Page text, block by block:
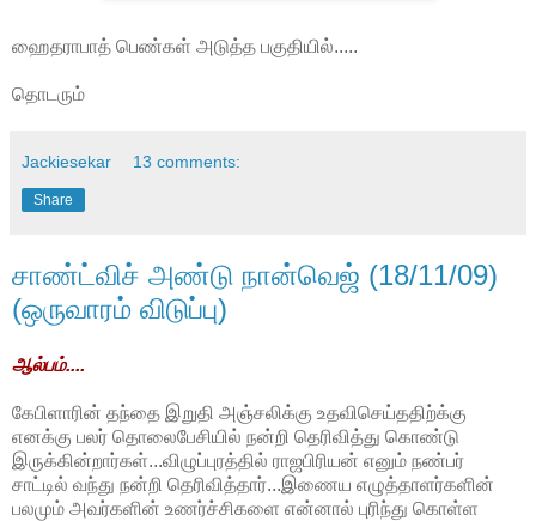
ஹைதராபாத் பெண்கள் அடுத்த பகுதியில்.....
தொடரும்
Jackiesekar 13 comments:
Share
சாண்ட்விச் அண்டு நான்வெஜ் (18/11/09)
(ஒருவாரம் விடுப்பு)
ஆல்பம்....
கேபிளாரின் தந்தை இறுதி அஞ்சலிக்கு உதவிசெய்ததிற்க்கு
எனக்கு பலர் தொலைபேசியில் நன்றி தெரிவித்து கொண்டு
இருக்கின்றார்கள்...விழுப்புரத்தில் ராஜபிரியன் எனும் நண்பர்
சாட்டில் வந்து நன்றி தெரிவித்தார்...இணைய எழுத்தாளர்களின்
பலமும் அவர்களின் உணர்ச்சிகளை என்னால் புரிந்து கொள்ள